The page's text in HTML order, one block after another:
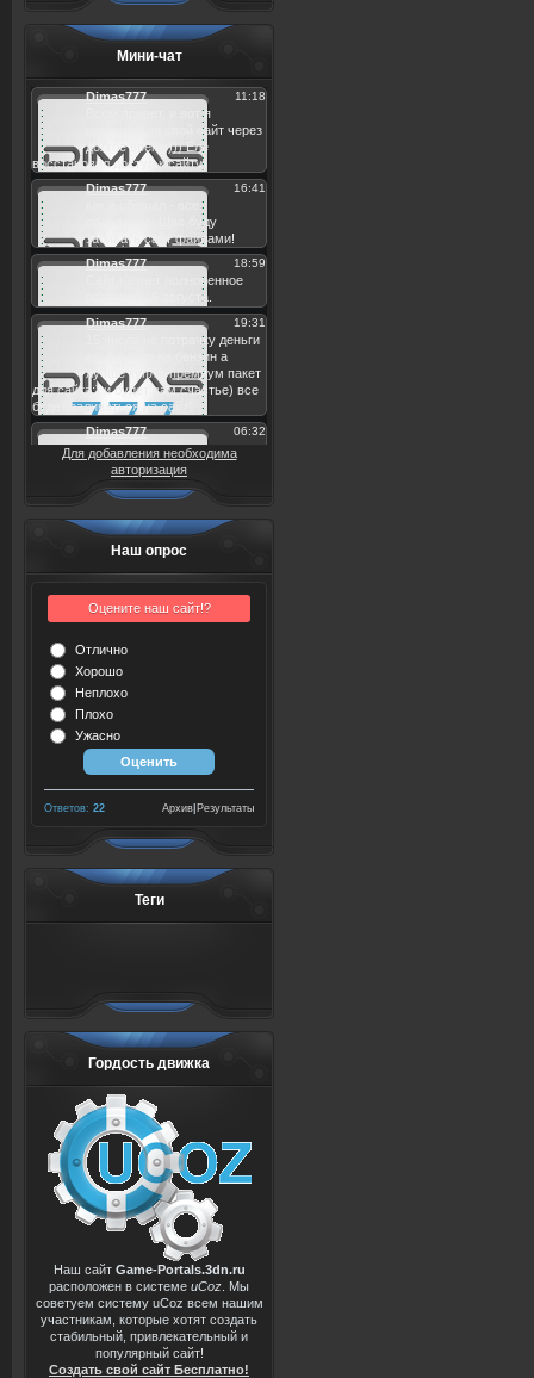
Мини-чат
Для добавления необходима
авторизация
Наш опрос
Оцените наш сайт!?
Отлично
Хорошо
Неплохо
Плохо
Ужасно
Ответов: 22 Результаты
Архив
Теги
Гордость движка
Наш сайт Game-Portals.3dn.ru
расположен в системе uCoz . Мы
советуем систему uCoz всем нашим
участникам, которые хотят создать
стабильный, привлекательный и
популярный сайт!
Создать свой сайт Бесплатно!